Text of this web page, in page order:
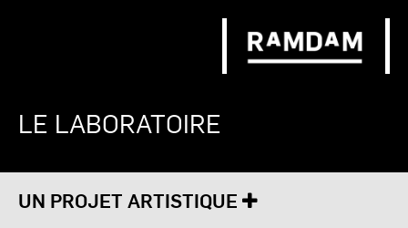
LE LABORATOIRE
UN PROJET ARTISTIQUE